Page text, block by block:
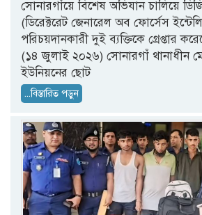
সোনারগাঁয়ে বিশেষ অভিযান চালিয়ে
(ডিরেক্টরেট জেনারেল অব ফোর্সেস
পরিচয়দানকারী দুই ব্যক্তিকে গ্রেপ্তার
(১৪ জুলাই ২০২৬) সোনারগাঁ থানাধীন
ইউনিয়নের ছোট
...বিস্তারিত পড়ুন